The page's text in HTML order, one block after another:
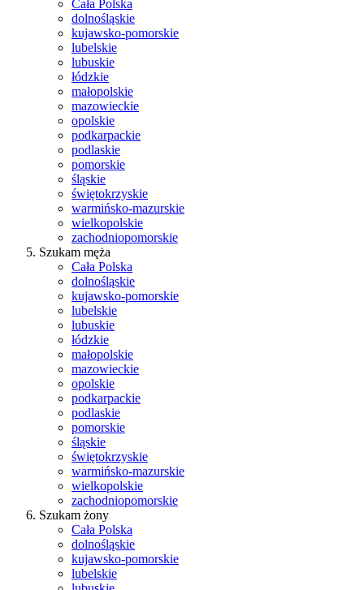
Cała Polska
dolnośląskie
kujawsko-pomorskie
lubelskie
lubuskie
łódzkie
małopolskie
mazowieckie
opolskie
podkarpackie
podlaskie
pomorskie
śląskie
świętokrzyskie
warmińsko-mazurskie
wielkopolskie
zachodniopomorskie
Szukam męża
Cała Polska
dolnośląskie
kujawsko-pomorskie
lubelskie
lubuskie
łódzkie
małopolskie
mazowieckie
opolskie
podkarpackie
podlaskie
pomorskie
śląskie
świętokrzyskie
warmińsko-mazurskie
wielkopolskie
zachodniopomorskie
Szukam żony
Cała Polska
dolnośląskie
kujawsko-pomorskie
lubelskie